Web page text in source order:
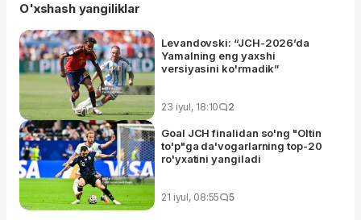
O'xshash yangiliklar
Levandovski: “JCH-2026’da
Yamalning eng yaxshi
versiyasini ko'rmadik”
23 iyul, 18:10 2
Goal JCH finalidan so'ng "Oltin
to'p"ga da'vogarlarning top-20
ro'yxatini yangiladi
21 iyul, 08:55 5